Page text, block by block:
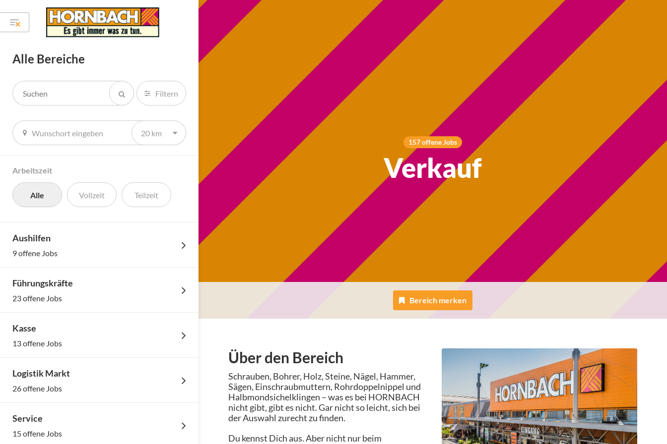
Alle Bereiche
Filtern
20 km
Arbeitszeit
Alle Vollzeit Teilzeit
Aushilfen
9 offene Jobs
Führungskräfte
23 offene Jobs
Kasse
13 offene Jobs
Logistik Markt
26 offene Jobs
Service
15 offene Jobs
157 offene Jobs
Verkauf
Bereich merken
Über den Bereich
Schrauben, Bohrer, Holz, Steine, Nägel, Hammer,
Sägen, Einschraubmuttern, Rohrdoppelnippel und
Halbmondsichelklingen – was es bei HORNBACH
nicht gibt, gibt es nicht. Gar nicht so leicht, sich bei
der Auswahl zurecht zu finden.
Du kennst Dich aus. Aber nicht nur beim